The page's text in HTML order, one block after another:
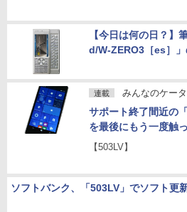
【今日は何の日？
d/W-ZERO3［es］
連載 みんなのケー
サポート終了間近の
を最後にもう一度触
【503LV】
ソフトバンク、「503LV」でソフト更